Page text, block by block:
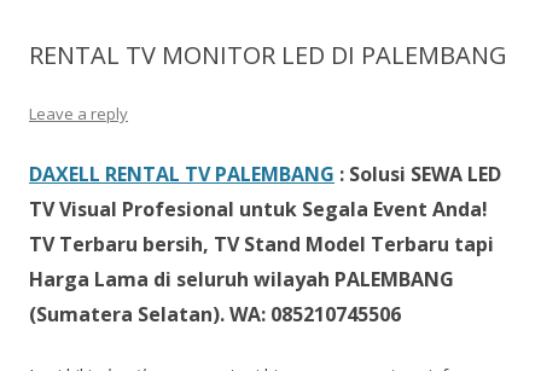
RENTAL TV MONITOR LED DI PALEMBANG
Leave a reply
DAXELL RENTAL TV PALEMBANG : Solusi SEWA LED
TV Visual Profesional untuk Segala Event Anda!
TV Terbaru bersih, TV Stand Model Terbaru tapi
Harga Lama di seluruh wilayah PALEMBANG
(Sumatera Selatan). WA: 085210745506